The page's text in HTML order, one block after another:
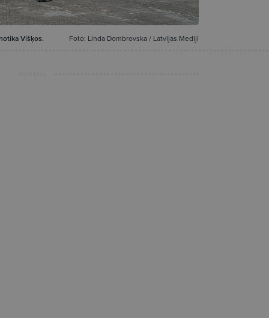
Višķos. Foto: Linda Dombrovska / Latvijas Mediji